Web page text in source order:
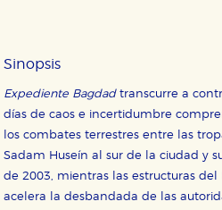
Sinopsis
Expediente Bagdadtranscurre a
días de caos e incertidumbre
los combates terrestres entre las
Sadam Huseín al sur de la ciudad y
de 2003, mientras las estructuras del
acelera la desbandada de las